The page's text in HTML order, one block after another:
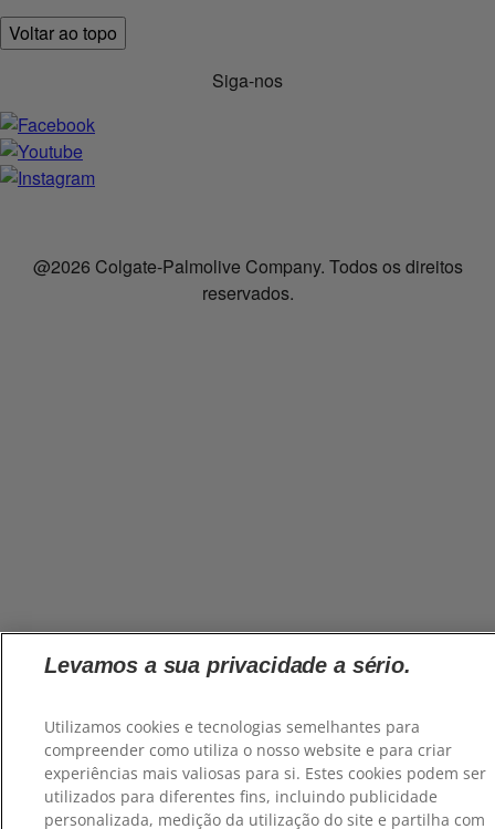
Voltar ao topo
Siga-nos
@2026 Colgate-Palmolive Company. Todos os direitos
reservados.
Levamos a sua privacidade a sério.
Utilizamos cookies e tecnologias semelhantes para
compreender como utiliza o nosso website e para criar
experiências mais valiosas para si. Estes cookies podem ser
utilizados para diferentes fins, incluindo publicidade
personalizada, medição da utilização do site e partilha com